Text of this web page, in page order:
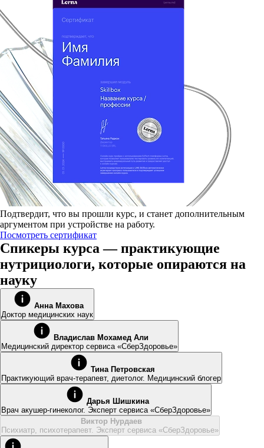
Подтвердит, что вы прошли курс, и станет дополнительным
аргументом при устройстве на работу.
Посмотреть сертификат
Спикеры курса — практикующие
нутрициологи, которые опираются на
науку
Анна Махова
Доктор медицинских наук
Владислав Мохамед Али
Медицинский директор сервиса «СберЗдоровье»
Тина Петровская
Практикующий врач-терапевт, диетолог. Медицинский блогер
Дарья Шишкина
Врач акушер-гинеколог. Эксперт сервиса «СберЗдоровье»
Виктор Нурдаев
Психиатр, психотерапевт. Эксперт сервиса «СберЗдоровье»